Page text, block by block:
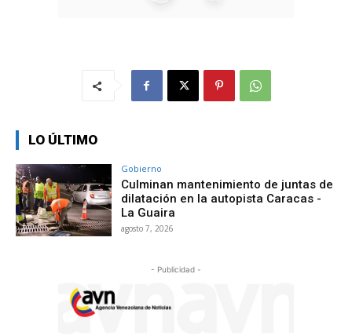
LO ÚLTIMO
Gobierno
Culminan mantenimiento de juntas de
dilatación en la autopista Caracas -
La Guaira
agosto 7, 2026
- Publicidad -